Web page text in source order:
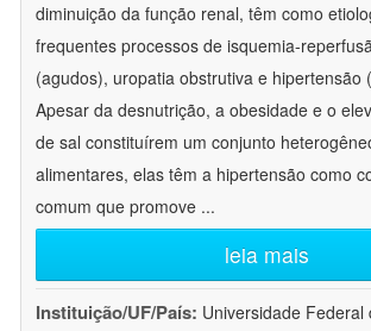
diminuição da função renal, têm como
frequentes processos de isquemia-
(agudos), uropatia obstrutiva e hipertensão
Apesar da desnutrição, a obesidade e o
de sal constituírem um conjunto
alimentares, elas têm a hipertensão como
comum que promove ...
leia mais
Instituição/UF/País: Universidade Federal